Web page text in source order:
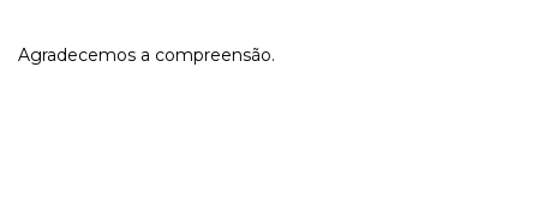
Agradecemos a compreensão.